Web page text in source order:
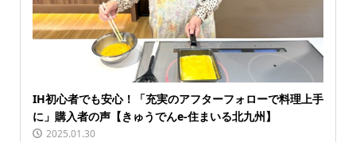
IH初心者でも安心！「充実のアフターフォローで料理上手
に」購入者の声【きゅうでんe-住まいる北九州】
2025.01.30